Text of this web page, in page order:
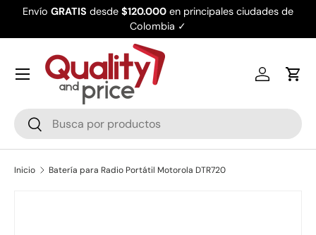
Envío GRATIS desde $120.000 en principales ciudades de
Colombia ✓
Buscar
Buscar
Iniciar
Inicio Batería para Radio Portátil Motorola DTR720